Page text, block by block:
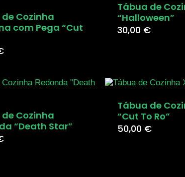
Cozinha
com Pega “Cut
Tábua de
“Halloween”
30,00 €
Cozinha
“Death Star”
Tábua de
“Cut To Ro”
50,00 €